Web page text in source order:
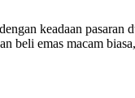
keadaan
emas macam